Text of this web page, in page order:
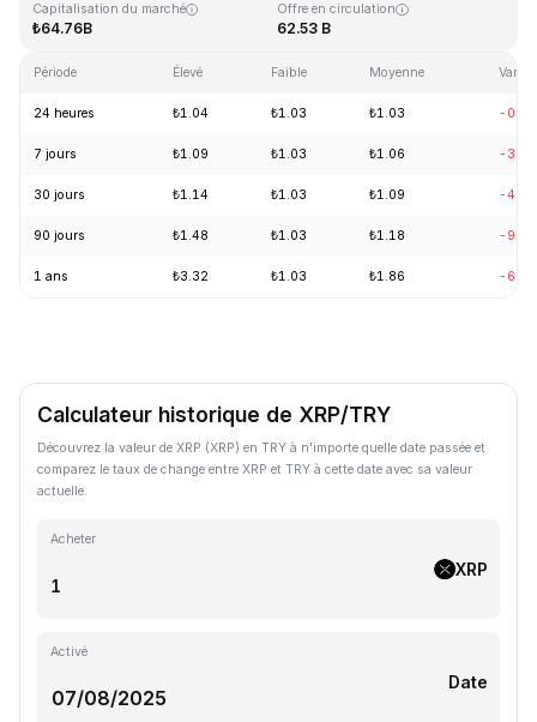
Capitalisation du marché
₺64.76B
Offre en circulation
62.53 B
Période Élevé Faible Moyenne
24 heures ₺1.04 ₺1.03 ₺1.03 -
7 jours ₺1.09 ₺1.03 ₺1.06 -
30 jours ₺1.14 ₺1.03 ₺1.09 -
90 jours ₺1.48 ₺1.03 ₺1.18 -
1 ans ₺3.32 ₺1.03 ₺1.86 -
Calculateur historique de XRP/TRY
Découvrez la valeur de XRP (XRP) en TRY à n'importe quelle date passée et
comparez le taux de change entre XRP et TRY à cette date avec sa valeur
actuelle.
Acheter
XRP
Activé
Date